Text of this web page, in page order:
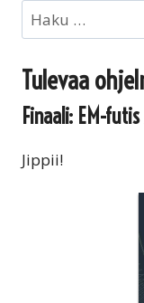
Haku:
Tulevaa
Finaali: EM-
Jippii!